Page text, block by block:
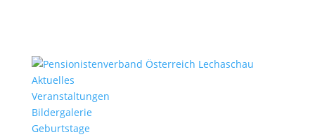
Aktuelles
Veranstaltungen
Bildergalerie
Geburtstage